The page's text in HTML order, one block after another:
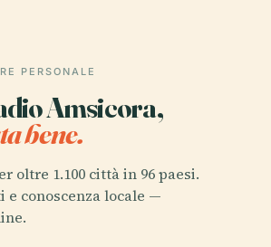
PERSONALE
Amsicora,
bene.
oltre 1.100 città in 96 paesi.
e conoscenza locale —